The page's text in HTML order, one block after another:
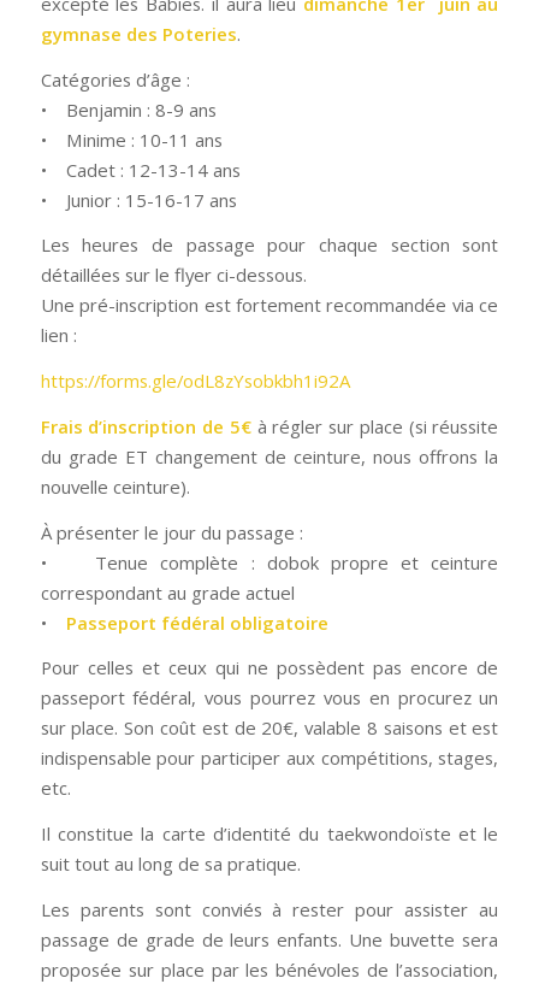
gymnase des Poteries.
Catégories d’âge :
• Benjamin : 8-9 ans
• Minime : 10-11 ans
• Cadet : 12-13-14 ans
• Junior : 15-16-17 ans
Les heures de passage pour chaque section sont
détaillées sur le flyer ci-dessous.
Une pré-inscription est fortement recommandée via ce
lien :
https://forms.gle/odL8zYsobkbh1i92A
Frais d’inscription de 5€à régler sur place (si réussite
du grade ET changement de ceinture, nous offrons la
nouvelle ceinture).
À présenter le jour du passage :
• Tenue complète : dobok propre et ceinture
correspondant au grade actuel
• Passeport fédéral obligatoire
Pour celles et ceux qui ne possèdent pas encore de
passeport fédéral, vous pourrez vous en procurez un
sur place. Son coût est de 20€, valable 8 saisons et est
indispensable pour participer aux compétitions, stages,
etc.
Il constitue la carte d’identité du taekwondoïste et le
suit tout au long de sa pratique.
Les parents sont conviés à rester pour assister au
passage de grade de leurs enfants. Une buvette sera
proposée sur place par les bénévoles de l’association,